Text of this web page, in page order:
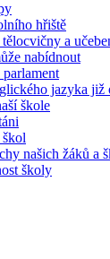
hřiště
a
nabídnout
jazyka již
škole
našich žáků a
školy